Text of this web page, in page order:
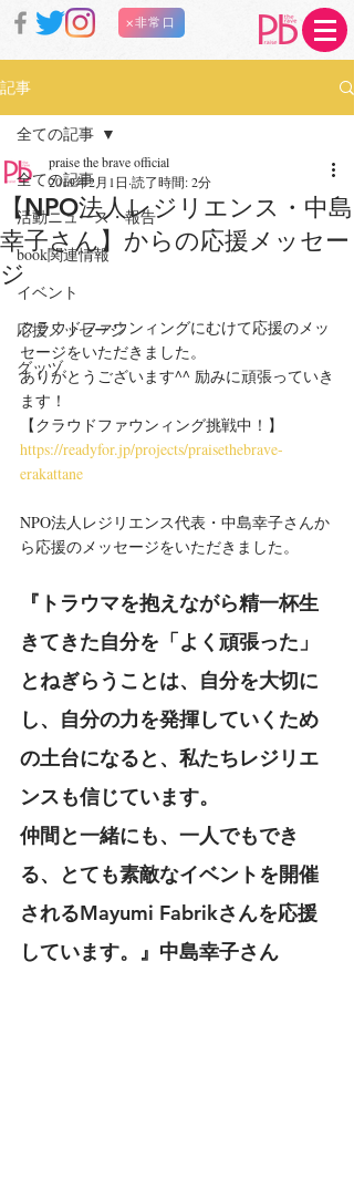
×非常口
記事
全ての記事
活動ニュース・報告
book関連情報
イベント
応援メッセージ
グッヅ
全ての記事
【NPO法人レジリエンス・中島
幸子さん】からの応援メッセー
ジ
praise the brave official
2019年2月1日 読了時間: 2分
クラウドファウンィングにむけて応援のメッ
セージをいただきました。
ありがとうございます^^ 励みに頑張っていき
ます！
【クラウドファウンィング挑戦中！】
https://readyfor.jp/projects/praisethebrave-
erakattane
NPO法人レジリエンス代表・中島幸子さんか
ら応援のメッセージをいただきました。
『トラウマを抱えながら精一杯生
きてきた自分を「よく頑張った」
とねぎらうことは、自分を大切に
し、自分の力を発揮していくため
の土台になると、私たちレジリエ
ンスも信じています。
仲間と一緒にも、一人でもでき
る、とても素敵なイベントを開催
されるMayumi Fabrikさんを応援
しています。』中島幸子さん